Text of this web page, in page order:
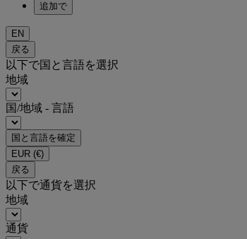
追加で
EN
戻る
以下で国と言語を選択
地域
国/地域 - 言語
国と言語を確定
EUR (€)
戻る
以下で通貨を選択
地域
通貨